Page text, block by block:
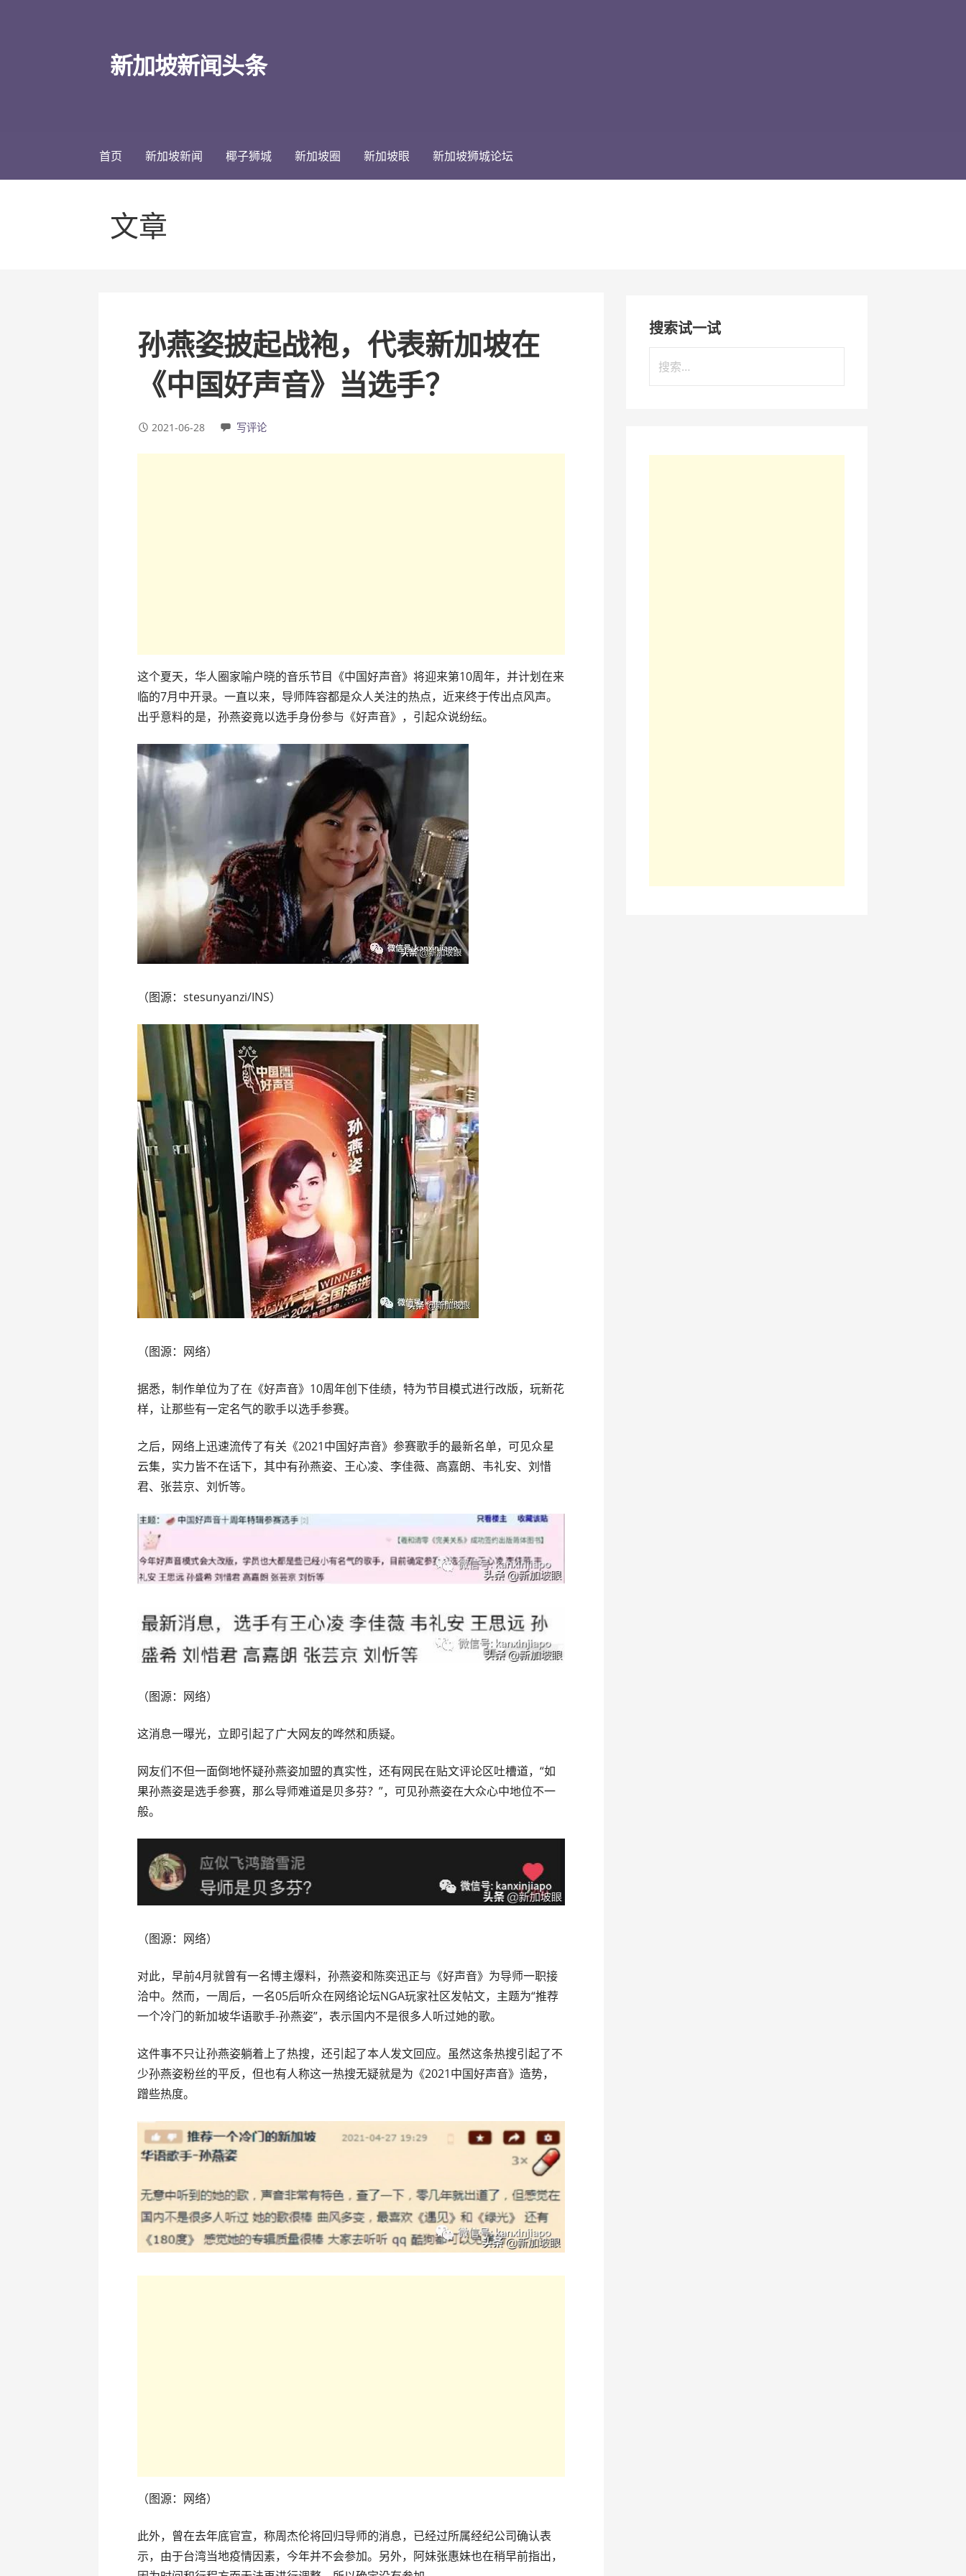
新加坡新闻头条
首页 新加坡新闻 椰子狮城 新加坡圈 新加坡眼 新加坡狮城论坛
文章
孙燕姿披起战袍，代表新加坡在
《中国好声音》当选手？
2021-06-28 写评论
这个夏天，华人圈家喻户晓的音乐节目《中国好声音》将迎来第10周年，并计划在来
临的7月中开录。一直以来，导师阵容都是众人关注的热点，近来终于传出点风声。
出乎意料的是，孙燕姿竟以选手身份参与《好声音》，引起众说纷纭。
（图源：stesunyanzi/INS）
（图源：网络）
据悉，制作单位为了在《好声音》10周年创下佳绩，特为节目模式进行改版，玩新花
样，让那些有一定名气的歌手以选手参赛。
之后，网络上迅速流传了有关《2021中国好声音》参赛歌手的最新名单，可见众星
云集，实力皆不在话下，其中有孙燕姿、王心凌、李佳薇、高嘉朗、韦礼安、刘惜
君、张芸京、刘忻等。
（图源：网络）
这消息一曝光，立即引起了广大网友的哗然和质疑。
网友们不但一面倒地怀疑孙燕姿加盟的真实性，还有网民在贴文评论区吐槽道，“如
果孙燕姿是选手参赛，那么导师难道是贝多芬？”，可见孙燕姿在大众心中地位不一
般。
（图源：网络）
对此，早前4月就曾有一名博主爆料，孙燕姿和陈奕迅正与《好声音》为导师一职接
洽中。然而，一周后，一名05后听众在网络论坛NGA玩家社区发帖文，主题为“推荐
一个冷门的新加坡华语歌手-孙燕姿”，表示国内不是很多人听过她的歌。
这件事不只让孙燕姿躺着上了热搜，还引起了本人发文回应。虽然这条热搜引起了不
少孙燕姿粉丝的平反，但也有人称这一热搜无疑就是为《2021中国好声音》造势，
蹭些热度。
（图源：网络）
此外，曾在去年底官宣，称周杰伦将回归导师的消息，已经过所属经纪公司确认表
示，由于台湾当地疫情因素，今年并不会参加。另外，阿妹张惠妹也在稍早前指出，
搜索试一试
索